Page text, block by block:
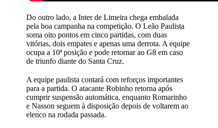
Do outro lado, a Inter de Limeira chega embalada
pela boa campanha na competição. O Leão Paulista
soma oito pontos em cinco partidas, com duas
vitórias, dois empates e apenas uma derrota. A equipe
ocupa a 10ª posição e pode retornar ao G8 em caso
de triunfo diante do Santa Cruz.
A equipe paulista contará com reforços importantes
para a partida. O atacante Robinho retorna após
cumprir suspensão automática, enquanto Romarinho
e Nasson seguem à disposição depois de voltarem ao
elenco na rodada passada.